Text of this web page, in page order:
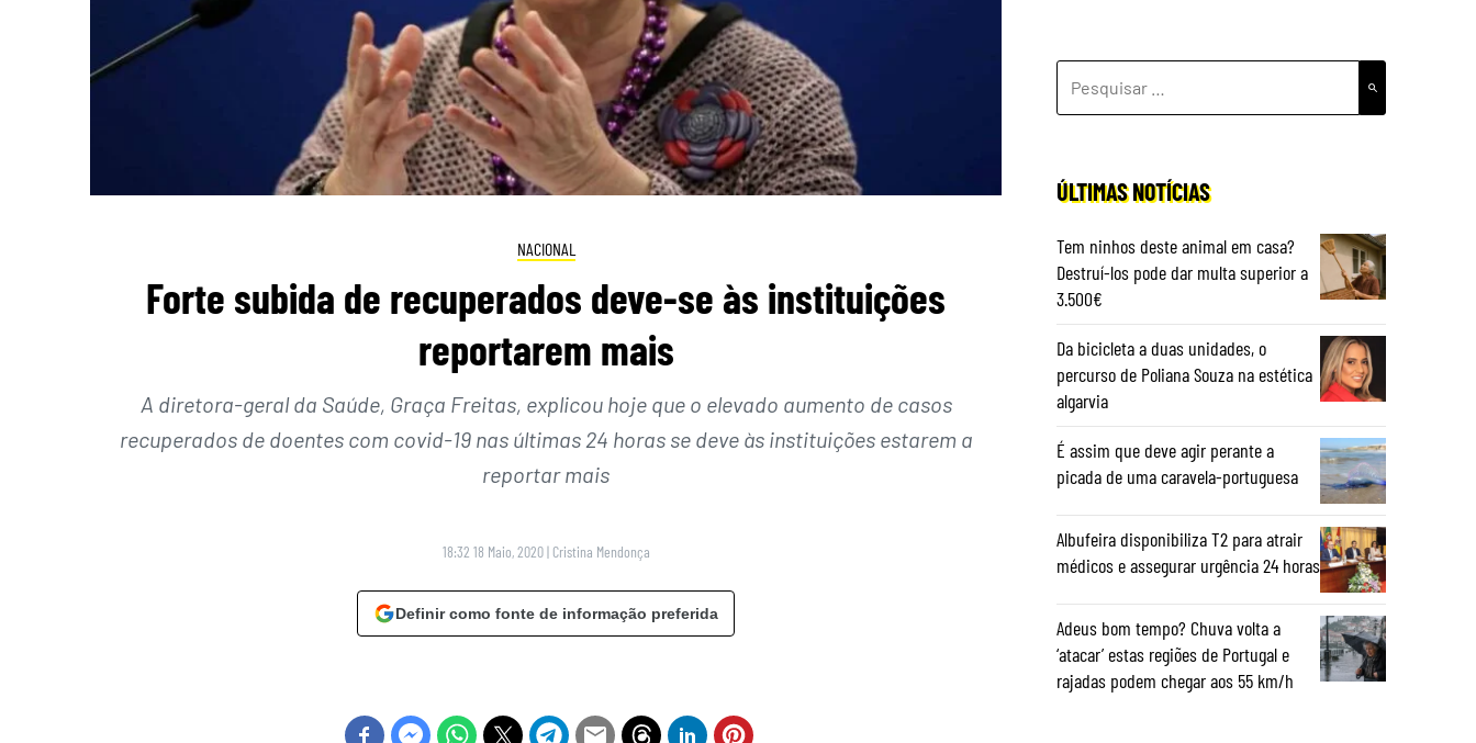
NACIONAL
Forte subida de recuperados deve-se às instituições
reportarem mais
A diretora-geral da Saúde, Graça Freitas, explicou hoje que o elevado aumento de casos
recuperados de doentes com covid-19 nas últimas 24 horas se deve às instituições estarem a
reportar mais
18:32 18 Maio, 2020 | Cristina Mendonça
Definir como fonte de informação preferida
POR:
ÚLTIMAS NOTÍCIAS
Tem ninhos deste animal em casa?
Destruí-los pode dar multa superior a
3.500€
Da bicicleta a duas unidades, o
percurso de Poliana Souza na estética
algarvia
É assim que deve agir perante a
picada de uma caravela-portuguesa
Albufeira disponibiliza T2 para atrair
médicos e assegurar urgência 24 horas
Adeus bom tempo? Chuva volta a
‘atacar’ estas regiões de Portugal e
rajadas podem chegar aos 55 km/h